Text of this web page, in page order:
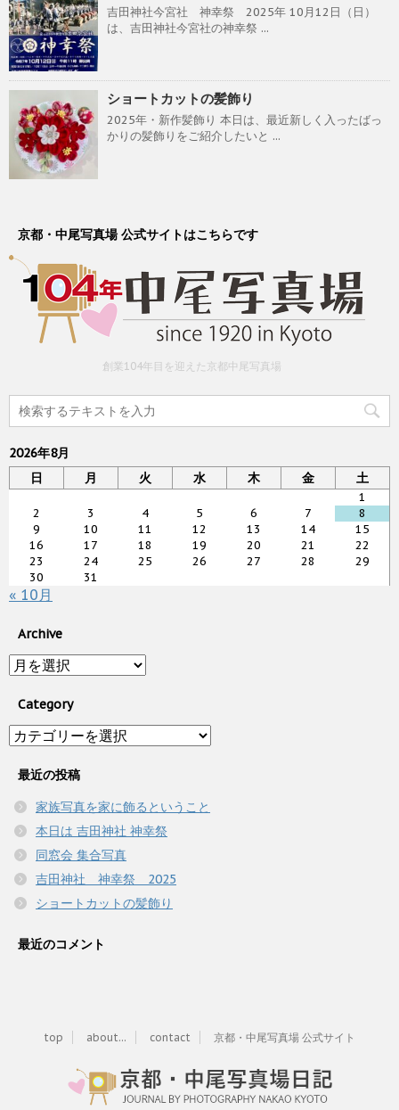
吉田神社今宮社 神幸祭 2025年 10月12日（日）
は、吉田神社今宮社の神幸祭 ...
ショートカットの髪飾り
2025年・新作髪飾り 本日は、最近新しく入ったばっ
かりの髪飾りをご紹介したいと ...
京都・中尾写真場 公式サイトはこちらです
創業104年目を迎えた京都中尾写真場
2026年8月
日
月 火 水 木 金 土
1
2
3 4 5 6 7
8
9
10 11 12 13 14
15
16
17 18 19 20 21
22
23
24 25 26 27 28
29
30
31
« 10月
Archive
Archive
Category
Category
最近の投稿
家族写真を家に飾るということ
本日は 吉田神社 神幸祭
同窓会 集合写真
吉田神社 神幸祭 2025
ショートカットの髪飾り
最近のコメント
top about... contact 京都・中尾写真場 公式サイト